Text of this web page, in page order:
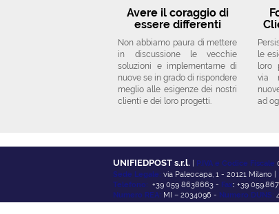
Avere il coraggio di
essere differenti
Non abbiamo paura di mettere
in discussione le vecchie
soluzioni e implementarne di
nuove se in grado di rispondere
meglio alle esigenze dei nostri
clienti e dei loro progetti.
le
loro
via
ad
UNIFIEDPOST s.r.l. P.IVA e Codice Fiscale
Sede Legale: via Paleocapa, 1 - 20121 Milano |
Telefono: +39 059 8638663 - Fax: +39
Numero REA: MI – 2034096 - Numero DUNS: